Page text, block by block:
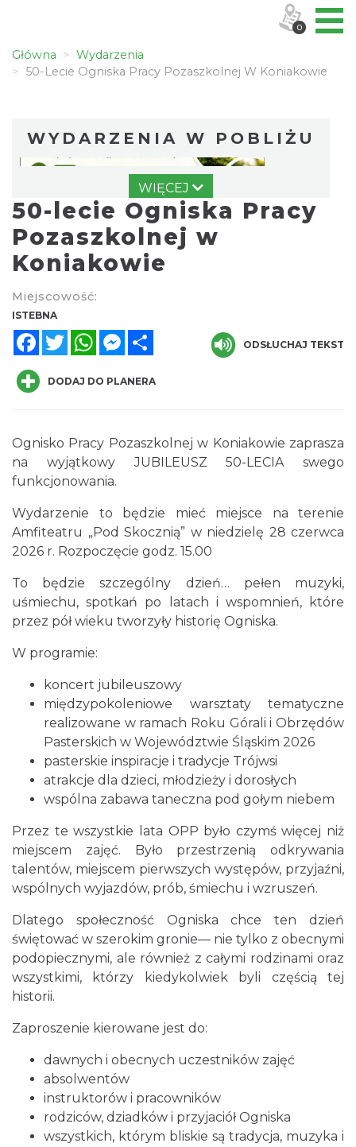
Główna
Wydarzenia
50-Lecie Ogniska Pracy Pozaszkolnej W Koniakowie
WYDARZENIA W POBLIŻU
warsztatowe
Istebna
0.34 km
Jak czytać las
Istebna
0.38 km
Dziecięcego „ Jaworowy Listek”
Istebna
2026-09-19
0.47 km
Pójcie Dziecka – będzie kino!
Istebna
Piknik Rodzinny ze św. Franciszkiem z
Asyżu
Istebna
2026-08-08
0.72 km
WIĘCEJ
50-lecie Ogniska Pracy
Pozaszkolnej w
Koniakowie
Miejscowość:
ISTEBNA
FacebookTwitterWhatsAppMessenger
ODSŁUCHAJ TEKST
DODAJ DO PLANERA
Ognisko Pracy Pozaszkolnej w Koniakowie zaprasza
na wyjątkowy JUBILEUSZ 50-LECIA swego
funkcjonowania.
Wydarzenie to będzie mieć miejsce na terenie
Amfiteatru „Pod Skocznią” w niedzielę 28 czerwca
2026 r. Rozpoczęcie godz. 15.00
To będzie szczególny dzień… pełen muzyki,
uśmiechu, spotkań po latach i wspomnień, które
przez pół wieku tworzyły historię Ogniska.
W programie:
koncert jubileuszowy
międzypokoleniowe warsztaty tematyczne
realizowane w ramach Roku Górali i Obrzędów
Pasterskich w Województwie Śląskim 2026
pasterskie inspiracje i tradycje Trójwsi
atrakcje dla dzieci, młodzieży i dorosłych
wspólna zabawa taneczna pod gołym niebem
Przez te wszystkie lata OPP było czymś więcej niż
miejscem zajęć. Było przestrzenią odkrywania
talentów, miejscem pierwszych występów, przyjaźni,
wspólnych wyjazdów, prób, śmiechu i wzruszeń.
Dlatego społeczność Ogniska chce ten dzień
świętować w szerokim gronie— nie tylko z obecnymi
podopiecznymi, ale również z całymi rodzinami oraz
wszystkimi, którzy kiedykolwiek byli częścią tej
historii.
Zaproszenie kierowane jest do:
dawnych i obecnych uczestników zajęć
absolwentów
instruktorów i pracowników
rodziców, dziadków i przyjaciół Ogniska
wszystkich, którym bliskie są tradycja, muzyka i
0